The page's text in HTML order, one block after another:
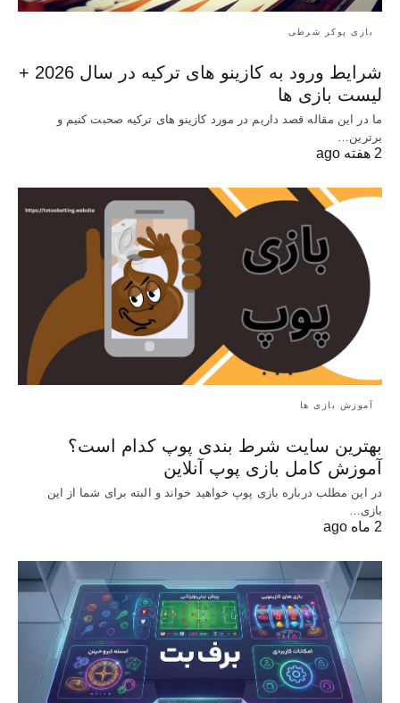
بازی پوکر شرطی
شرایط ورود به کازینو های ترکیه در سال 2026 +
لیست بازی ها
ما در این مقاله قصد داریم در مورد کازینو های ترکیه صحبت کنیم و
برترین…
2 هفته ago
آموزش بازی ها
بهترین سایت شرط بندی پوپ کدام است؟
آموزش کامل بازی پوپ آنلاین
در این مطلب درباره بازی پوپ خواهید خواند و البته برای شما از این
بازی…
2 ماه ago